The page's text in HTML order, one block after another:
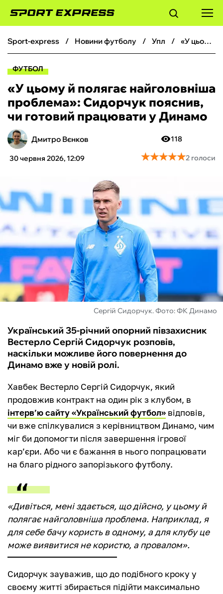
ФУТБОЛ
БОКС
ХОКЕЙ
ТЕНІС
КІБЕРСПОРТ
ЧС-2026
ФУТЗАЛ
ІНШІ
БУКМЕКЕРИ
sport-express новини футболу упл «У цьому й полягає найголовніша проблема»: Сидорчук пояснив, чи готовий працювати у Динамо
ФУТБОЛ
«У цьому й полягає найголовніша
проблема»: Сидорчук пояснив,
чи готовий працювати у Динамо
Дмитро Вєнков
30 червня 2026, 12:09
118
★★★★★
★★★★★2 голоси
Сергій Сидорчук. Фото: ФК Динамо
Український 35-річний опорний півзахисник
Вестерло Сергій Сидорчук розповів,
наскільки можливе його повернення до
Динамо вже у новій ролі.
Хавбек Вестерло Сергій Сидорчук, який
продовжив контракт на один рік з клубом, в
інтерв’ю сайту «Український футбол» відповів,
чи вже спілкувалися з керівництвом Динамо, чим
міг би допомогти після завершення ігрової
кар’єри. Або чи є бажання в нього попрацювати
на благо рідного запорізького футболу.
«Дивіться, мені здається, що дійсно, у цьому й
полягає найголовніша проблема. Наприклад, я
для себе бачу користь в одному, а для клубу це
може виявитися не користю, а провалом».
Сидорчук зауважив, що до подібного кроку у
своєму житті збирається підійти максимально